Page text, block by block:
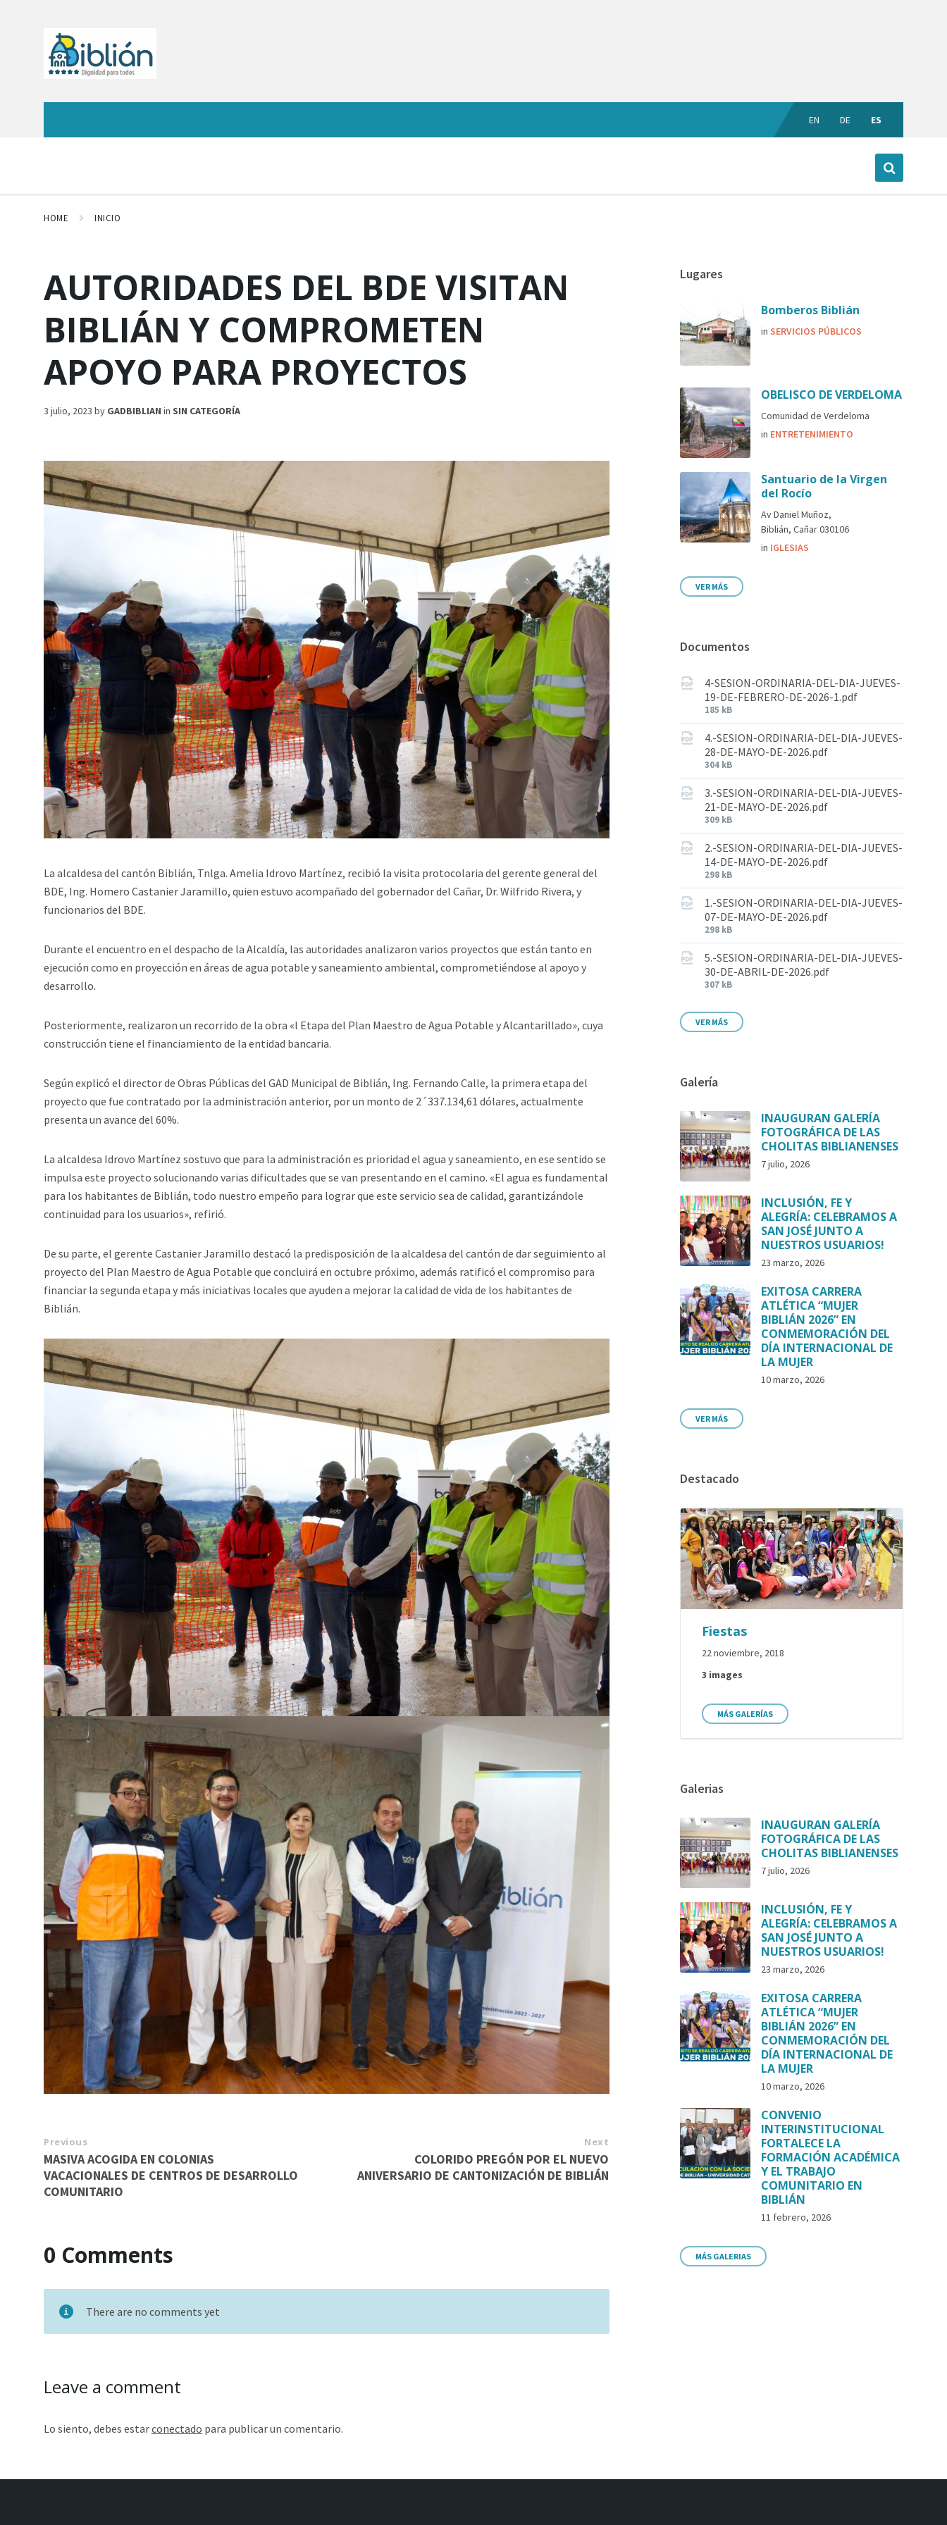
EN DE ES
HOME INICIO
AUTORIDADES DEL BDE VISITAN
BIBLIÁN Y COMPROMETEN
APOYO PARA PROYECTOS
3 julio, 2023 by GADBIBLIAN in SIN CATEGORÍA
La alcaldesa del cantón Biblián, Tnlga. Amelia Idrovo Martínez, recibió la visita protocolaria del gerente general del
BDE, Ing. Homero Castanier Jaramillo, quien estuvo acompañado del gobernador del Cañar, Dr. Wilfrido Rivera, y
funcionarios del BDE.
Durante el encuentro en el despacho de la Alcaldía, las autoridades analizaron varios proyectos que están tanto en
ejecución como en proyección en áreas de agua potable y saneamiento ambiental, comprometiéndose al apoyo y
desarrollo.
Posteriormente, realizaron un recorrido de la obra «l Etapa del Plan Maestro de Agua Potable y Alcantarillado», cuya
construcción tiene el financiamiento de la entidad bancaria.
Según explicó el director de Obras Públicas del GAD Municipal de Biblián, Ing. Fernando Calle, la primera etapa del
proyecto que fue contratado por la administración anterior, por un monto de 2´337.134,61 dólares, actualmente
presenta un avance del 60%.
La alcaldesa Idrovo Martínez sostuvo que para la administración es prioridad el agua y saneamiento, en ese sentido se
impulsa este proyecto solucionando varias dificultades que se van presentando en el camino. «El agua es fundamental
para los habitantes de Biblián, todo nuestro empeño para lograr que este servicio sea de calidad, garantizándole
continuidad para los usuarios», refirió.
De su parte, el gerente Castanier Jaramillo destacó la predisposición de la alcaldesa del cantón de dar seguimiento al
proyecto del Plan Maestro de Agua Potable que concluirá en octubre próximo, además ratificó el compromiso para
financiar la segunda etapa y más iniciativas locales que ayuden a mejorar la calidad de vida de los habitantes de
Biblián.
Previous
MASIVA ACOGIDA EN COLONIAS
VACACIONALES DE CENTROS DE DESARROLLO
COMUNITARIO
Next
COLORIDO PREGÓN POR EL NUEVO
ANIVERSARIO DE CANTONIZACIÓN DE BIBLIÁN
0 Comments
There are no comments yet
Leave a comment
Lo siento, debes estarconectado para publicar un comentario.
Lugares
Bomberos Biblián
inSERVICIOS PÚBLICOS
OBELISCO DE VERDELOMA
Comunidad de Verdeloma
in ENTRETENIMIENTO
Santuario de la Virgen
del Rocío
Av Daniel Muñoz,
Biblián, Cañar 030106
in IGLESIAS
VER MÁS
Documentos
4-SESION-ORDINARIA-DEL-DIA-JUEVES-
19-DE-FEBRERO-DE-2026-1.pdf
185 kB
4.-SESION-ORDINARIA-DEL-DIA-JUEVES-
28-DE-MAYO-DE-2026.pdf
304 kB
3.-SESION-ORDINARIA-DEL-DIA-JUEVES-
21-DE-MAYO-DE-2026.pdf
309 kB
2.-SESION-ORDINARIA-DEL-DIA-JUEVES-
14-DE-MAYO-DE-2026.pdf
298 kB
1.-SESION-ORDINARIA-DEL-DIA-JUEVES-
07-DE-MAYO-DE-2026.pdf
298 kB
5.-SESION-ORDINARIA-DEL-DIA-JUEVES-
30-DE-ABRIL-DE-2026.pdf
307 kB
VER MÁS
Galería
INAUGURAN GALERÍA
FOTOGRÁFICA DE LAS
CHOLITAS BIBLIANENSES
7 julio, 2026
INCLUSIÓN, FE Y
ALEGRÍA: CELEBRAMOS A
SAN JOSÉ JUNTO A
NUESTROS USUARIOS!
23 marzo, 2026
EXITOSA CARRERA
ATLÉTICA “MUJER
BIBLIÁN 2026” EN
CONMEMORACIÓN DEL
DÍA INTERNACIONAL DE
LA MUJER
10 marzo, 2026
VER MÁS
Destacado
Fiestas
22 noviembre, 2018
3 images
MÁS GALERÍAS
Galerias
INAUGURAN GALERÍA
FOTOGRÁFICA DE LAS
CHOLITAS BIBLIANENSES
7 julio, 2026
INCLUSIÓN, FE Y
ALEGRÍA: CELEBRAMOS A
SAN JOSÉ JUNTO A
NUESTROS USUARIOS!
23 marzo, 2026
EXITOSA CARRERA
ATLÉTICA “MUJER
BIBLIÁN 2026” EN
CONMEMORACIÓN DEL
DÍA INTERNACIONAL DE
LA MUJER
10 marzo, 2026
CONVENIO
INTERINSTITUCIONAL
FORTALECE LA
FORMACIÓN ACADÉMICA
Y EL TRABAJO
COMUNITARIO EN
BIBLIÁN
11 febrero, 2026
MÁS GALERIAS